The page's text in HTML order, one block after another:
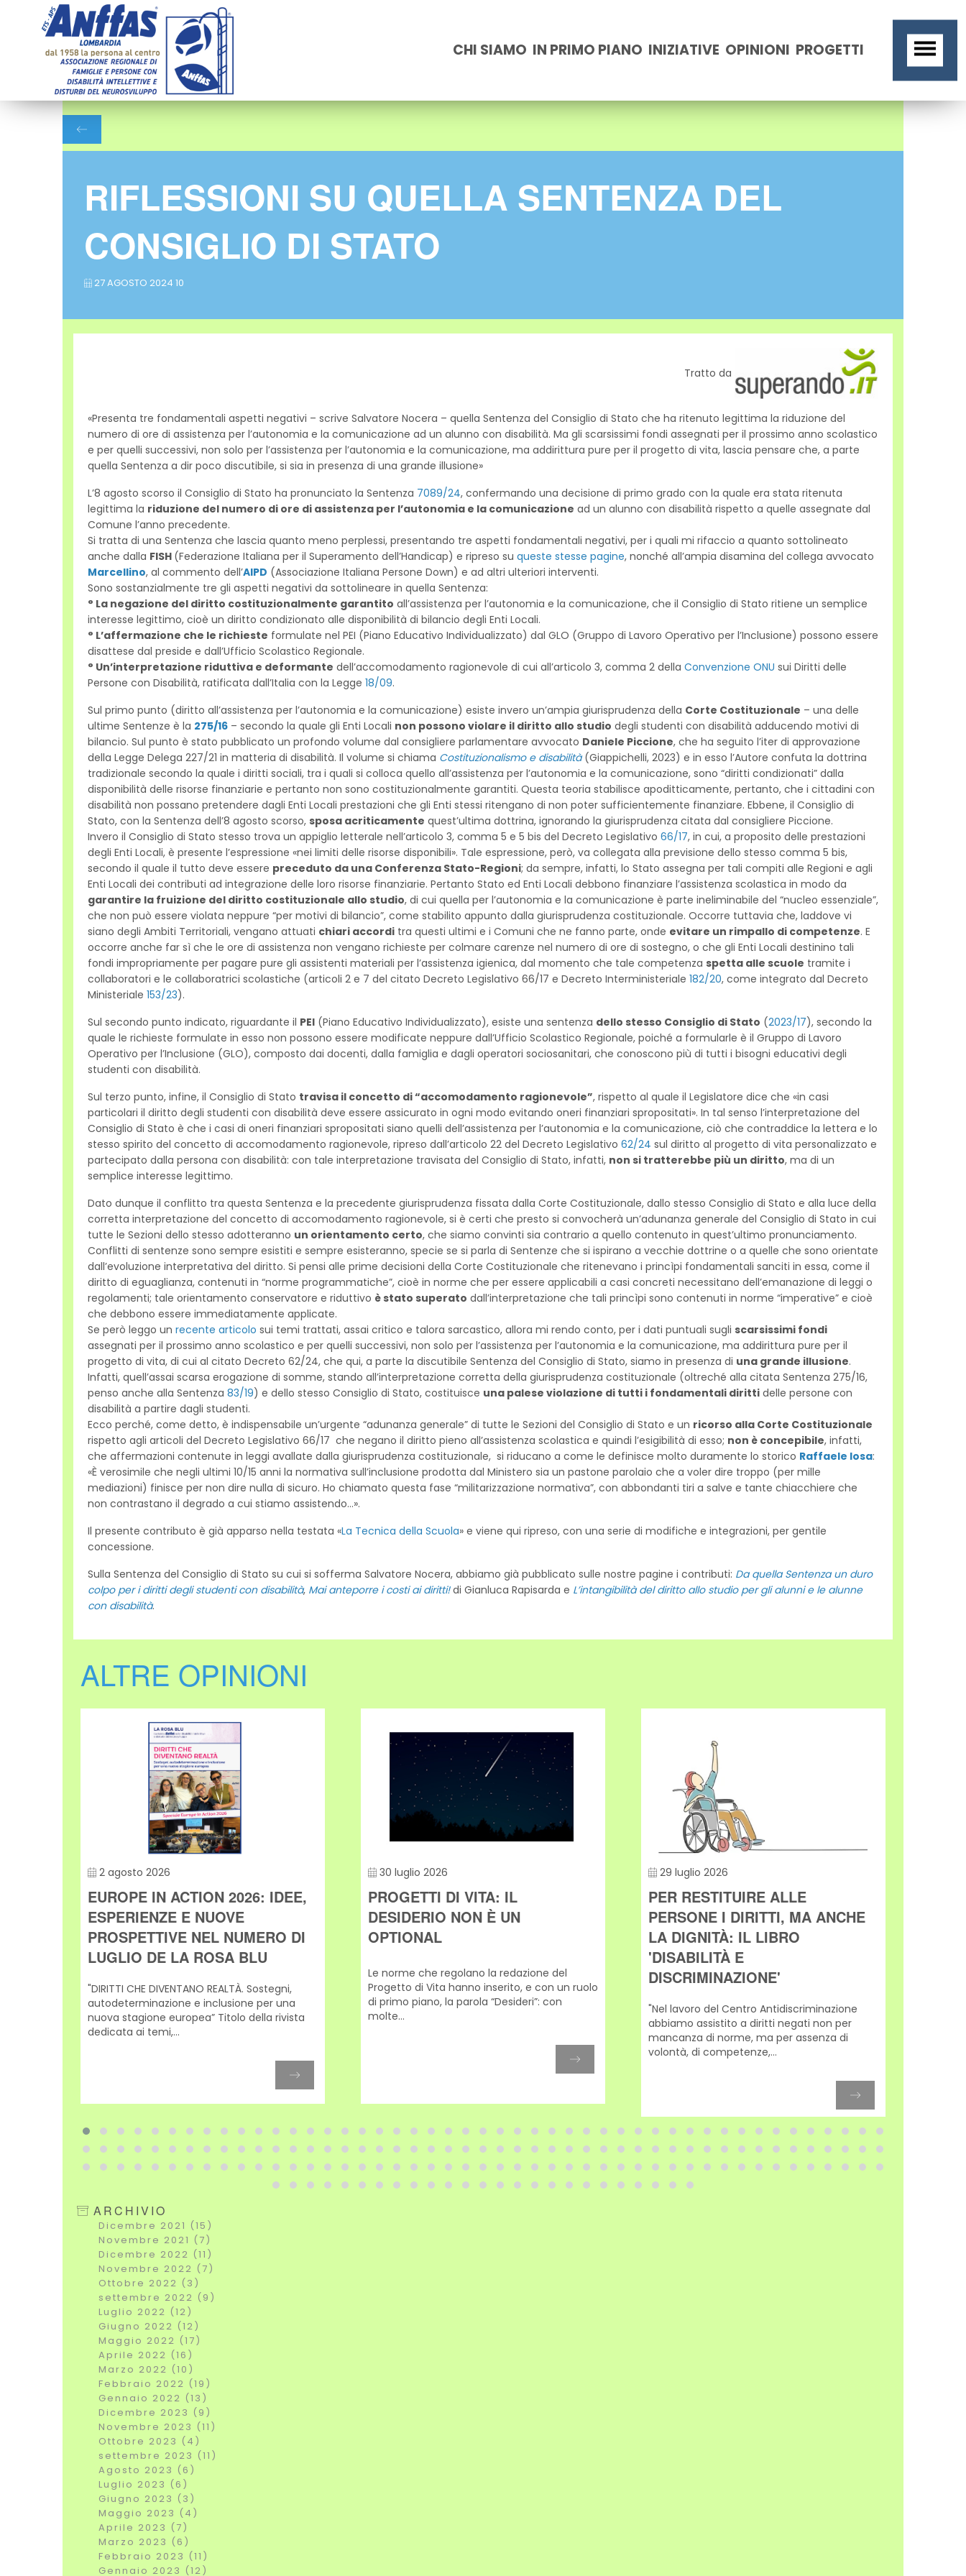
CHI SIAMO IN PRIMO PIANO INIZIATIVE OPINIONI PROGETTI
RIFLESSIONI SU QUELLA SENTENZA DEL
CONSIGLIO DI STATO
27 AGOSTO 2024 10
Tratto da
«Presenta tre fondamentali aspetti negativi – scrive Salvatore Nocera – quella Sentenza del Consiglio di Stato che ha ritenuto legittima la riduzione del
numero di ore di assistenza per l’autonomia e la comunicazione ad un alunno con disabilità. Ma gli scarsissimi fondi assegnati per il prossimo anno scolastico
e per quelli successivi, non solo per l’assistenza per l’autonomia e la comunicazione, ma addirittura pure per il progetto di vita, lascia pensare che, a parte
quella Sentenza a dir poco discutibile, si sia in presenza di una grande illusione»
L’8 agosto scorso il Consiglio di Stato ha pronunciato la Sentenza 7089/24, confermando una decisione di primo grado con la quale era stata ritenuta
legittima la riduzione del numero di ore di assistenza per l’autonomia e la comunicazione ad un alunno con disabilità rispetto a quelle assegnate dal
Comune l’anno precedente.
Si tratta di una Sentenza che lascia quanto meno perplessi, presentando tre aspetti fondamentali negativi, per i quali mi rifaccio a quanto sottolineato
anche dalla FISH (Federazione Italiana per il Superamento dell’Handicap) e ripreso su queste stesse pagine, nonché all’ampia disamina del collega avvocato
Marcellino, al commento dell’AIPD (Associazione Italiana Persone Down) e ad altri ulteriori interventi.
Sono sostanzialmente tre gli aspetti negativi da sottolineare in quella Sentenza:
° La negazione del diritto costituzionalmente garantito all’assistenza per l’autonomia e la comunicazione, che il Consiglio di Stato ritiene un semplice
interesse legittimo, cioè un diritto condizionato alle disponibilità di bilancio degli Enti Locali.
° L’affermazione che le richieste formulate nel PEI (Piano Educativo Individualizzato) dal GLO (Gruppo di Lavoro Operativo per l’Inclusione) possono essere
disattese dal preside e dall’Ufficio Scolastico Regionale.
° Un’interpretazione riduttiva e deformante dell’accomodamento ragionevole di cui all’articolo 3, comma 2 della Convenzione ONU sui Diritti delle
Persone con Disabilità, ratificata dall’Italia con la Legge 18/09.
Sul primo punto (diritto all’assistenza per l’autonomia e la comunicazione) esiste invero un’ampia giurisprudenza della Corte Costituzionale – una delle
ultime Sentenze è la 275/16 – secondo la quale gli Enti Locali non possono violare il diritto allo studio degli studenti con disabilità adducendo motivi di
bilancio. Sul punto è stato pubblicato un profondo volume dal consigliere parlamentare avvocato Daniele Piccione, che ha seguito l’iter di approvazione
della Legge Delega 227/21 in matteria di disabilità. Il volume si chiama Costituzionalismo e disabilità(Giappichelli, 2023) e in esso l’Autore confuta la dottrina
tradizionale secondo la quale i diritti sociali, tra i quali si colloca quello all’assistenza per l’autonomia e la comunicazione, sono “diritti condizionati” dalla
disponibilità delle risorse finanziarie e pertanto non sono costituzionalmente garantiti. Questa teoria stabilisce apoditticamente, pertanto, che i cittadini con
disabilità non possano pretendere dagli Enti Locali prestazioni che gli Enti stessi ritengano di non poter sufficientemente finanziare. Ebbene, il Consiglio di
Stato, con la Sentenza dell’8 agosto scorso, sposa acriticamente quest’ultima dottrina, ignorando la giurisprudenza citata dal consigliere Piccione.
Invero il Consiglio di Stato stesso trova un appiglio letterale nell’articolo 3, comma 5 e 5 bis del Decreto Legislativo 66/17, in cui, a proposito delle prestazioni
degli Enti Locali, è presente l’espressione «nei limiti delle risorse disponibili». Tale espressione, però, va collegata alla previsione dello stesso comma 5 bis,
secondo il quale il tutto deve essere preceduto da una Conferenza Stato-Regioni; da sempre, infatti, lo Stato assegna per tali compiti alle Regioni e agli
Enti Locali dei contributi ad integrazione delle loro risorse finanziarie. Pertanto Stato ed Enti Locali debbono finanziare l’assistenza scolastica in modo da
garantire la fruizione del diritto costituzionale allo studio, di cui quella per l’autonomia e la comunicazione è parte ineliminabile del “nucleo essenziale”,
che non può essere violata neppure “per motivi di bilancio”, come stabilito appunto dalla giurisprudenza costituzionale. Occorre tuttavia che, laddove vi
siano degli Ambiti Territoriali, vengano attuati chiari accordi tra questi ultimi e i Comuni che ne fanno parte, onde evitare un rimpallo di competenze. E
occorre anche far sì che le ore di assistenza non vengano richieste per colmare carenze nel numero di ore di sostegno, o che gli Enti Locali destinino tali
fondi impropriamente per pagare pure gli assistenti materiali per l’assistenza igienica, dal momento che tale competenza spetta alle scuole tramite i
collaboratori e le collaboratrici scolastiche (articoli 2 e 7 del citato Decreto Legislativo 66/17 e Decreto Interministeriale 182/20, come integrato dal Decreto
Ministeriale 153/23).
Sul secondo punto indicato, riguardante il PEI (Piano Educativo Individualizzato), esiste una sentenza dello stesso Consiglio di Stato (2023/17), secondo la
quale le richieste formulate in esso non possono essere modificate neppure dall’Ufficio Scolastico Regionale, poiché a formularle è il Gruppo di Lavoro
Operativo per l’Inclusione (GLO), composto dai docenti, dalla famiglia e dagli operatori sociosanitari, che conoscono più di tutti i bisogni educativi degli
studenti con disabilità.
Sul terzo punto, infine, il Consiglio di Stato travisa il concetto di “accomodamento ragionevole”, rispetto al quale il Legislatore dice che «in casi
particolari il diritto degli studenti con disabilità deve essere assicurato in ogni modo evitando oneri finanziari spropositati». In tal senso l’interpretazione del
Consiglio di Stato è che i casi di oneri finanziari spropositati siano quelli dell’assistenza per l’autonomia e la comunicazione, ciò che contraddice la lettera e lo
stesso spirito del concetto di accomodamento ragionevole, ripreso dall’articolo 22 del Decreto Legislativo 62/24 sul diritto al progetto di vita personalizzato e
partecipato dalla persona con disabilità: con tale interpretazione travisata del Consiglio di Stato, infatti, non si tratterebbe più un diritto, ma di un
semplice interesse legittimo.
Dato dunque il conflitto tra questa Sentenza e la precedente giurisprudenza fissata dalla Corte Costituzionale, dallo stesso Consiglio di Stato e alla luce della
corretta interpretazione del concetto di accomodamento ragionevole, si è certi che presto si convocherà un’adunanza generale del Consiglio di Stato in cui
tutte le Sezioni dello stesso adotteranno un orientamento certo, che siamo convinti sia contrario a quello contenuto in quest’ultimo pronunciamento.
Conflitti di sentenze sono sempre esistiti e sempre esisteranno, specie se si parla di Sentenze che si ispirano a vecchie dottrine o a quelle che sono orientate
dall’evoluzione interpretativa del diritto. Si pensi alle prime decisioni della Corte Costituzionale che ritenevano i princìpi fondamentali sanciti in essa, come il
diritto di eguaglianza, contenuti in “norme programmatiche”, cioè in norme che per essere applicabili a casi concreti necessitano dell’emanazione di leggi o
regolamenti; tale orientamento conservatore e riduttivo è stato superato dall’interpretazione che tali princìpi sono contenuti in norme “imperative” e cioè
che debbono essere immediatamente applicate.
Se però leggo un recente articolo sui temi trattati, assai critico e talora sarcastico, allora mi rendo conto, per i dati puntuali sugli scarsissimi fondi
assegnati per il prossimo anno scolastico e per quelli successivi, non solo per l’assistenza per l’autonomia e la comunicazione, ma addirittura pure per il
progetto di vita, di cui al citato Decreto 62/24, che qui, a parte la discutibile Sentenza del Consiglio di Stato, siamo in presenza di una grande illusione.
Infatti, quell’assai scarsa erogazione di somme, stando all’interpretazione corretta della giurisprudenza costituzionale (oltreché alla citata Sentenza 275/16,
penso anche alla Sentenza 83/19) e dello stesso Consiglio di Stato, costituisce una palese violazione di tutti i fondamentali diritti delle persone con
disabilità a partire dagli studenti.
Ecco perché, come detto, è indispensabile un’urgente “adunanza generale” di tutte le Sezioni del Consiglio di Stato e un ricorso alla Corte Costituzionale
rispetto agli articoli del Decreto Legislativo 66/17 che negano il diritto pieno all’assistenza scolastica e quindi l’esigibilità di esso; non è concepibile, infatti,
che affermazioni contenute in leggi avallate dalla giurisprudenza costituzionale, si riducano a come le definisce molto duramente lo storico Raffaele Iosa:
«È verosimile che negli ultimi 10/15 anni la normativa sull’inclusione prodotta dal Ministero sia un pastone parolaio che a voler dire troppo (per mille
mediazioni) finisce per non dire nulla di sicuro. Ho chiamato questa fase “militarizzazione normativa”, con abbondanti tiri a salve e tante chiacchiere che
non contrastano il degrado a cui stiamo assistendo…».
Il presente contributo è già apparso nella testata «La Tecnica della Scuola» e viene qui ripreso, con una serie di modifiche e integrazioni, per gentile
concessione.
Sulla Sentenza del Consiglio di Stato su cui si sofferma Salvatore Nocera, abbiamo già pubblicato sulle nostre pagine i contributi: Da quella Sentenza un duro
colpo per i diritti degli studenti con disabilità, Mai anteporre i costi ai diritti!di Gianluca Rapisarda e L’intangibilità del diritto allo studio per gli alunni e le alunne
con disabilità.
ALTRE OPINIONI
2 agosto 2026
EUROPE IN ACTION 2026: IDEE,
ESPERIENZE E NUOVE
PROSPETTIVE NEL NUMERO DI
LUGLIO DE LA ROSA BLU
"DIRITTI CHE DIVENTANO REALTÀ. Sostegni,
autodeterminazione e inclusione per una
nuova stagione europea” Titolo della rivista
dedicata ai temi,...
30 luglio 2026
PROGETTI DI VITA: IL
DESIDERIO NON È UN
OPTIONAL
Le norme che regolano la redazione del
Progetto di Vita hanno inserito, e con un ruolo
di primo piano, la parola “Desideri”: con
molte...
29 luglio 2026
PER RESTITUIRE ALLE
PERSONE I DIRITTI, MA ANCHE
LA DIGNITÀ: IL LIBRO
'DISABILITÀ E
DISCRIMINAZIONE'
"Nel lavoro del Centro Antidiscriminazione
abbiamo assistito a diritti negati non per
mancanza di norme, ma per assenza di
volontà, di competenze,...
ARCHIVIO
Dicembre 2021 (15)
Novembre 2021 (7)
Dicembre 2022 (11)
Novembre 2022 (7)
Ottobre 2022 (3)
settembre 2022 (9)
Luglio 2022 (12)
Giugno 2022 (12)
Maggio 2022 (17)
Aprile 2022 (16)
Marzo 2022 (10)
Febbraio 2022 (19)
Gennaio 2022 (13)
Dicembre 2023 (9)
Novembre 2023 (11)
Ottobre 2023 (4)
settembre 2023 (11)
Agosto 2023 (6)
Luglio 2023 (6)
Giugno 2023 (3)
Maggio 2023 (4)
Aprile 2023 (7)
Marzo 2023 (6)
Febbraio 2023 (11)
Gennaio 2023 (12)